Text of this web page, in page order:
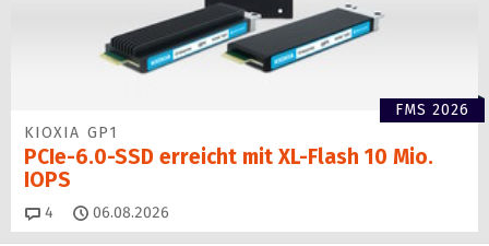
FMS 2026
KIOXIA GP1
PCIe-6.0-SSD erreicht mit XL-Flash 10 Mio.
IOPS
4 Kommentare
06.08.2026